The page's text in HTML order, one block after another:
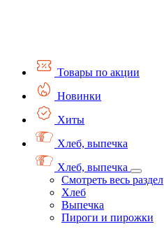
Товары по акции
Новинки
Хиты
Хлеб, выпечка
Хлеб, выпечка
Смотреть весь раздел
Хлеб
Выпечка
Пироги и пирожки